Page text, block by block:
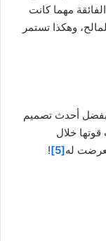
مهما كانت
وهكذا تستمر
أحدث تصميم
خلال
له[5]
!